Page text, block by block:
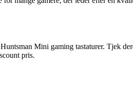
Mini gaming tastaturer. Tjek
pris.